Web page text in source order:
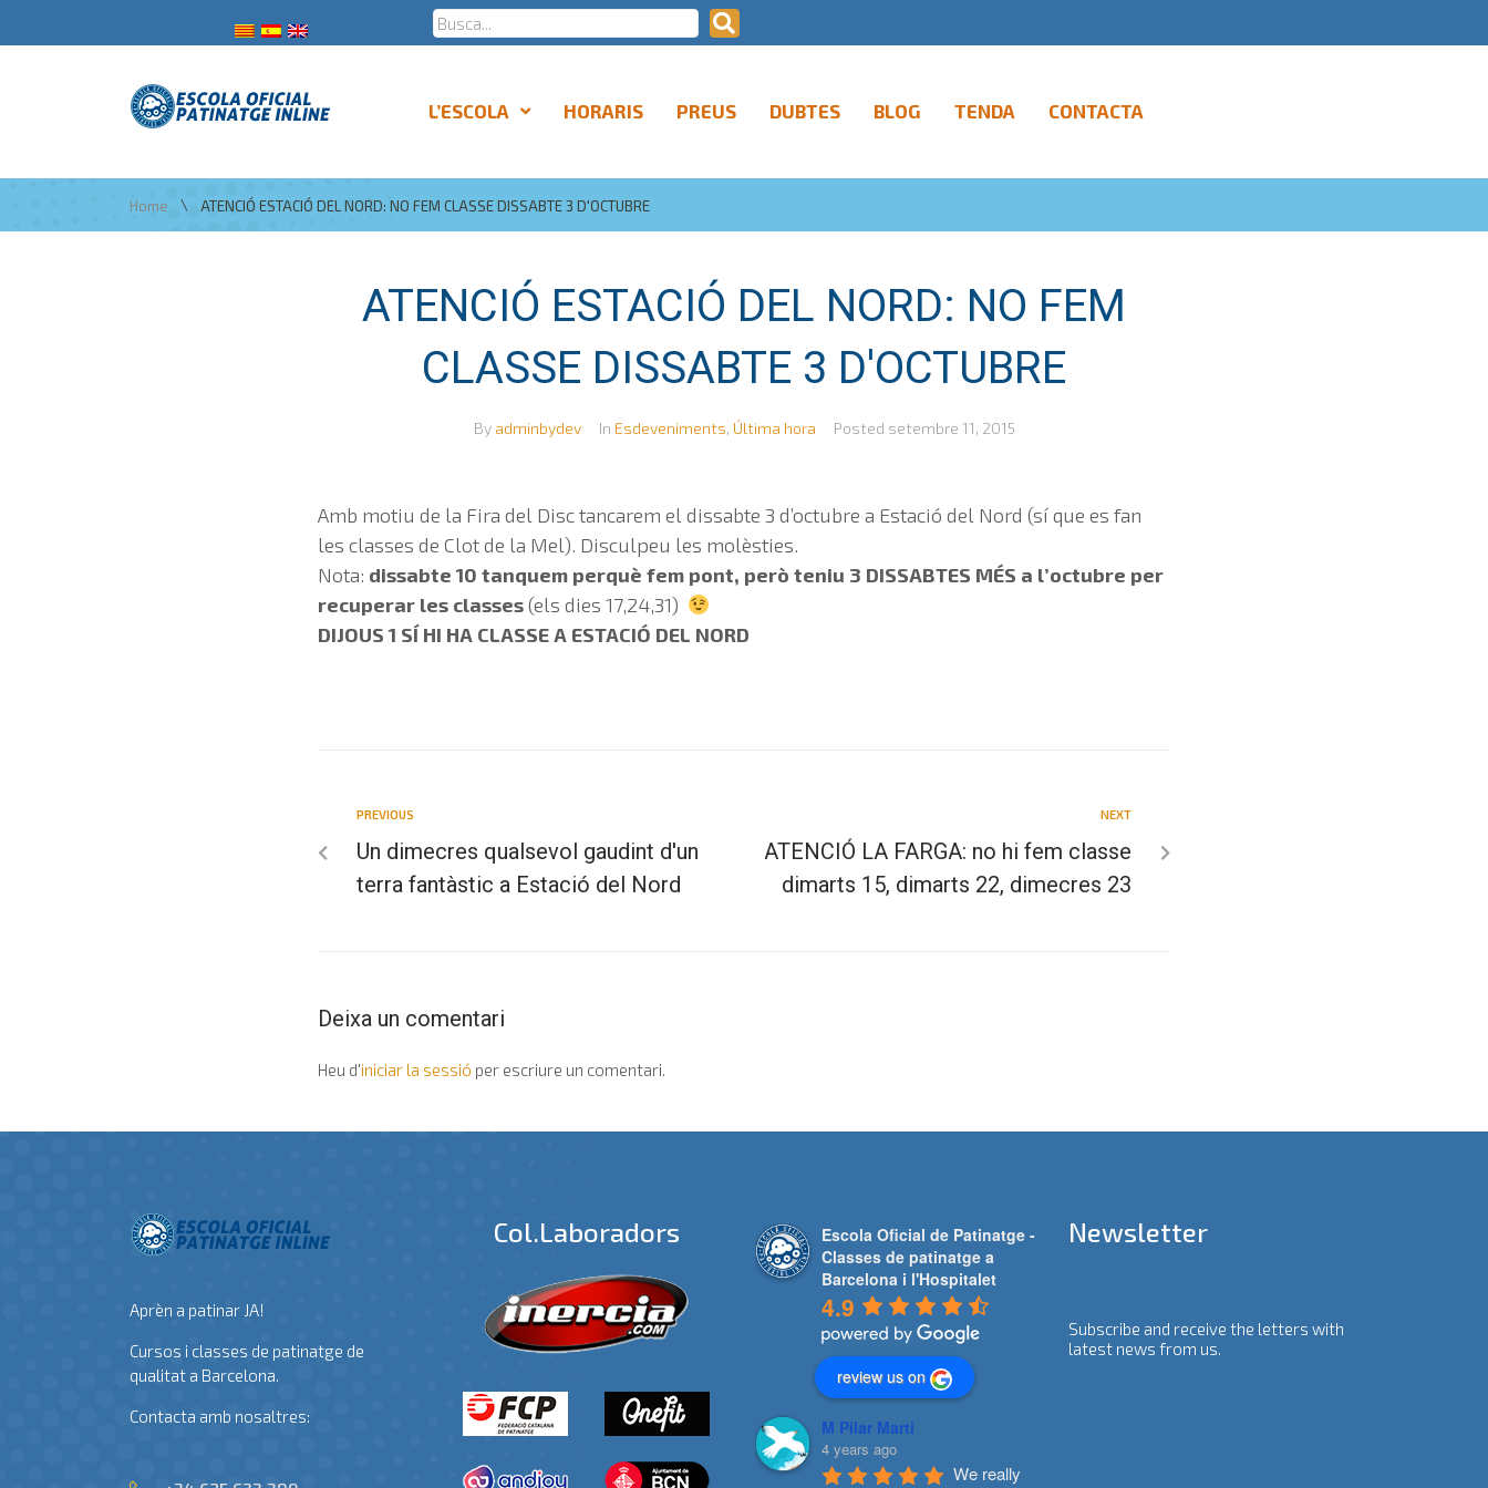
L’ESCOLA HORARIS PREUS DUBTES BLOG TENDA CONTACTA
Home \ ATENCIÓ ESTACIÓ DEL NORD: NO FEM CLASSE DISSABTE 3 D'OCTUBRE
ATENCIÓ ESTACIÓ DEL NORD: NO FEM
CLASSE DISSABTE 3 D'OCTUBRE
By adminbydev In Esdeveniments, Última hora Posted setembre 11, 2015
Amb motiu de la Fira del Disc tancarem el dissabte 3 d’octubre a Estació del Nord (sí que es fan
les classes de Clot de la Mel). Disculpeu les molèsties.
Nota: dissabte 10 tanquem perquè fem pont, però teniu 3 DISSABTES MÉS a l’octubre per
recuperar les classes(els dies 17,24,31)
DIJOUS 1 SÍ HI HA CLASSE A ESTACIÓ DEL NORD
PREVIOUS
Un dimecres qualsevol gaudint d'un
terra fantàstic a Estació del Nord
NEXT
ATENCIÓ LA FARGA: no hi fem classe
dimarts 15, dimarts 22, dimecres 23
Deixa un comentari
Heu d'iniciar la sessió per escriure un comentari.
Aprèn a patinar JA!
Cursos i classes de patinatge de
qualitat a Barcelona.
Contacta amb nosaltres:
Col.laboradors
Escola Oficial de Patinatge -
Classes de patinatge a
Barcelona i l'Hospitalet
4.9
review us on
M Pilar Marti
4 years ago
We really
Newsletter
Subscribe and receive the letters with
latest news from us.